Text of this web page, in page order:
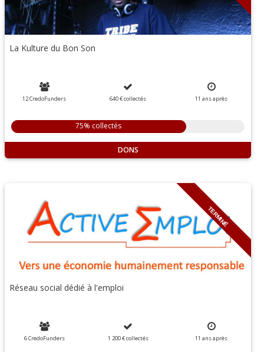
La Kulture du Bon Son
12 CredoFunders 640 €collectés 11 ansaprès
75% collectés
DONS
TERMINÉ
Réseau social dédié à l'emploi
6 CredoFunders 1 200 €collectés 11 ansaprès